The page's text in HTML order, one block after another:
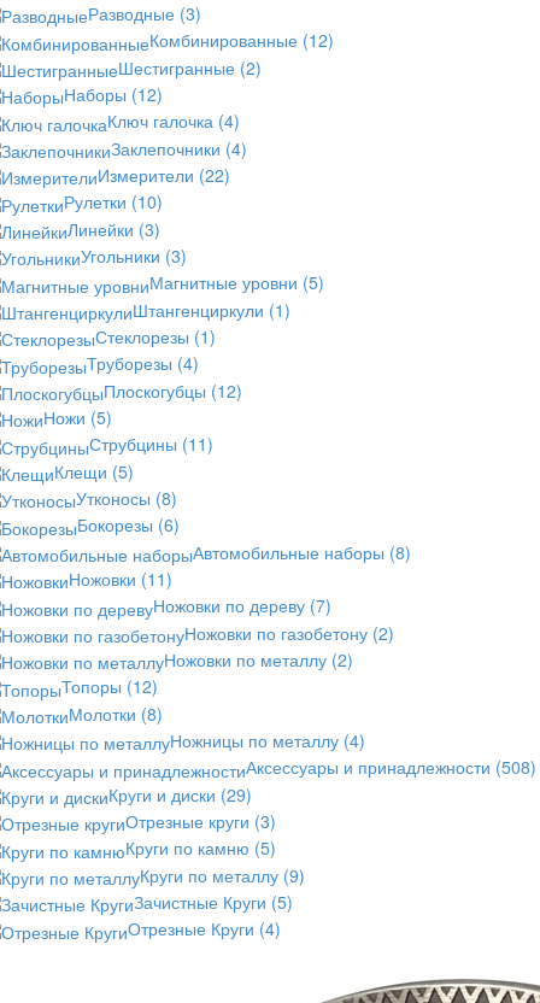
Разводные (3)
Комбинированные (12)
Шестигранные (2)
Наборы (12)
Ключ галочка (4)
Заклепочники (4)
Измерители (22)
Рулетки (10)
Линейки (3)
Угольники (3)
Магнитные уровни (5)
Штангенциркули (1)
Стеклорезы (1)
Труборезы (4)
Плоскогубцы (12)
Ножи (5)
Струбцины (11)
Клещи (5)
Утконосы (8)
Бокорезы (6)
Автомобильные наборы (8)
Ножовки (11)
Ножовки по дереву (7)
Ножовки по газобетону (2)
Ножовки по металлу (2)
Топоры (12)
Молотки (8)
Ножницы по металлу (4)
Аксессуары и принадлежности (508)
Круги и диски (29)
Отрезные круги (3)
Круги по камню (5)
Круги по металлу (9)
Зачистные Круги (5)
Отрезные Круги (4)